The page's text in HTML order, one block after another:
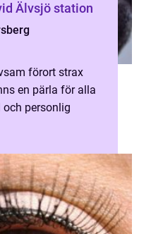
Älvsjö station
förort strax
en pärla för alla
personlig